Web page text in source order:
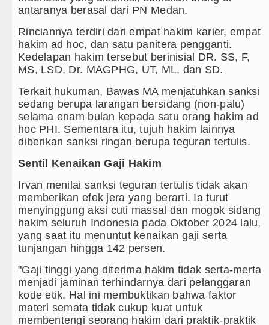
Transnusa Resmikan
Juventus vs Palermo Laga
antaranya berasal dari PN Medan.
Rinciannya terdiri dari empat hakim karier, empat
hakim ad hoc, dan satu panitera pengganti.
Kedelapan hakim tersebut berinisial DR. SS, F,
MS, LSD, Dr. MAGPHG, UT, ML, dan SD.
Terkait hukuman, Bawas MA menjatuhkan sanksi
sedang berupa larangan bersidang (non-palu)
selama enam bulan kepada satu orang hakim ad
hoc PHI. Sementara itu, tujuh hakim lainnya
diberikan sanksi ringan berupa teguran tertulis.
Sentil Kenaikan Gaji Hakim
Irvan menilai sanksi teguran tertulis tidak akan
memberikan efek jera yang berarti. Ia turut
menyinggung aksi cuti massal dan mogok sidang
hakim seluruh Indonesia pada Oktober 2024 lalu,
yang saat itu menuntut kenaikan gaji serta
tunjangan hingga 142 persen.
"Gaji tinggi yang diterima hakim tidak serta-merta
menjadi jaminan terhindarnya dari pelanggaran
kode etik. Hal ini membuktikan bahwa faktor
materi semata tidak cukup kuat untuk
membentengi seorang hakim dari praktik-praktik